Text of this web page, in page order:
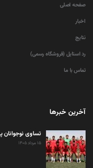
صفحه اصلی
اخبار
نتایج
رد استایل (فروشگاه رسمی)
تماس با ما
آخرین خبرها
تساوی نوجوانان
۱۵ مرداد ۱۴۰۵